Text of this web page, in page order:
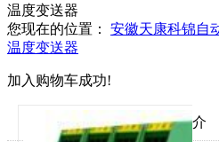
温度变送器
您现在的位置： 安徽天康科锦自
温度变送器
加入购物车成功!
介